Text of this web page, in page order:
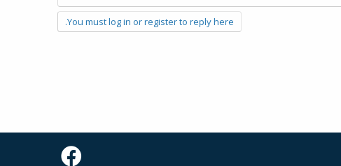
You must log in or register to reply here.